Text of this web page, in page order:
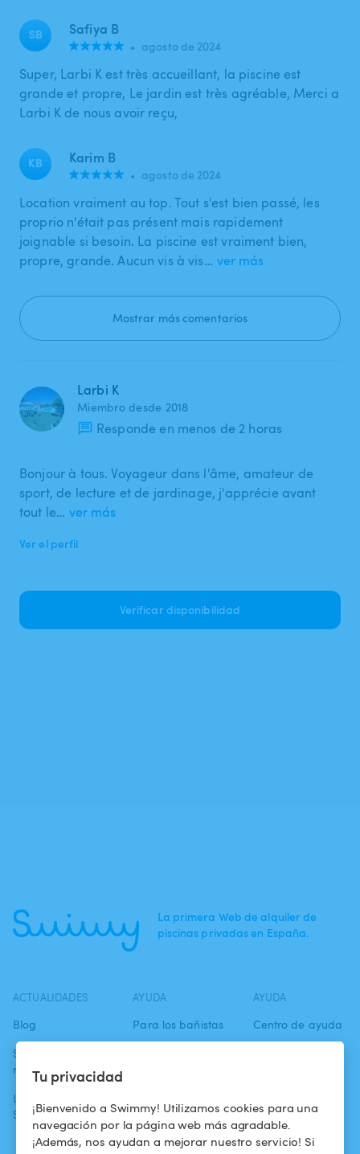
Tu privacidad
¡Bienvenido a Swimmy! Utilizamos cookies para una
navegación por la página web más agradable.
¡Además, nos ayudan a mejorar nuestro servicio! Si
SB Safiya B
• agosto de 2024
Super, Larbi K est très accueillant, la piscine est
grande et propre, Le jardin est très agréable, Merci a
Larbi K de nous avoir reçu,
KB Karim B
• agosto de 2024
Location vraiment au top. Tout s'est bien passé, les
proprio n'était pas présent mais rapidement
joignable si besoin. La piscine est vraiment bien,
propre, grande. Aucun vis à vis… ver más
Mostrar más comentarios
Larbi K
Miembro desde 2018
Responde en menos de 2 horas
Bonjour à tous. Voyageur dans l'âme, amateur de
sport, de lecture et de jardinage, j'apprécie avant
tout le… ver más
Ver el perfil
Verificar disponibilidad
La primera Web de alquiler de
piscinas privadas en España.
ACTUALIDADES
Blog
Swimmy en los
medios
La aventura
Swimmy
AYUDA
Para los bañistas
piscina
¿Cómo funciona?
AYUDA
Centro de ayuda
confidencialidad
Aviso legal